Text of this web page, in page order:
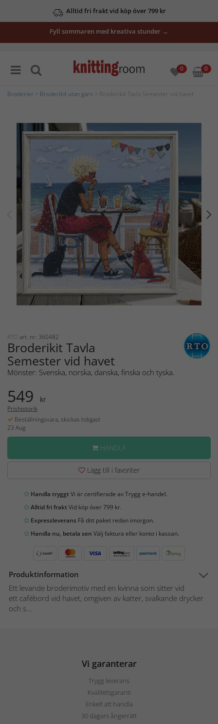
Alltid fri frakt vid köp över 799 kr
Fyll sommaren med kreativa stunder →
0 0
Broderier Broderikit utan garn > Broderikit Tavla Semester vid havet
RTO art. nr: 360482
Broderikit Tavla
Semester vid havet
Mönster: Svenska, norska, danska, finska och tyska.
549 kr
Prishistorik
Beställningsvara, skickas tidigast
23 Aug
HANDLA
Lägg till i favoriter
Handla tryggtVi är certifierade av Trygg e-handel.
Alltid fri fraktVid köp över 799 kr.
Expressleverans Få ditt paket redan imorgon.
Handla nu, betala sen Välj faktura eller konto i kassan.
Produktinformation
Ett levande broderimotiv med en kvinna som sitter vid
ett cafébord vid havet, omgiven av katter, svalkande drycker
och s...
Vi garanterar
Trygg leverans
Kvalitetsgaranti
Enkelt att handla
30 dagars ångerrätt